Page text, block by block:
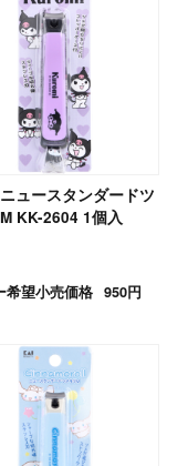
ュースタンダードツ
KK-2604 1個入
希望小売価格 950円